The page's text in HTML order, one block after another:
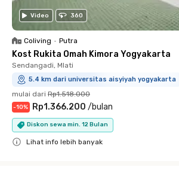
Video 360
Coliving • Putra
Kost Rukita Omah Kimora Yogyakarta
Sendangadi, Mlati
5.4 km dari universitas aisyiyah yogyakarta
mulai dari Rp1.518.000
-10% Rp1.366.200 /bulan
Diskon sewa min. 12 Bulan
Lihat info lebih banyak